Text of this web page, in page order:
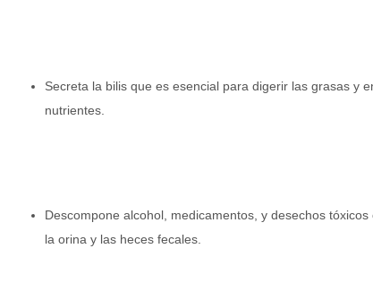
Secreta la bilis que es esencial para digerir las grasas y
nutrientes.
Descompone alcohol, medicamentos, y desechos
la orina y las heces fecales.